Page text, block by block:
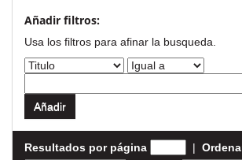
Añadir filtros:
Usa los filtros para afinar la busqueda.
Resultados por página |